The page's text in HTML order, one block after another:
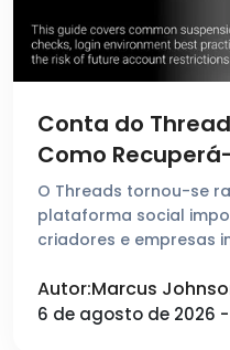
Conta do
Como
O Threads tornou-se
plataforma social
criadores e empresas
Autor:Marcus
6 de agosto de 2026